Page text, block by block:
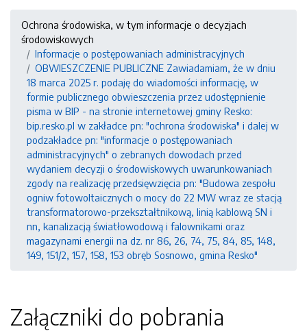
Ochrona środowiska, w tym informacje o decyzjach
środowiskowych
Informacje o postępowaniach administracyjnych
OBWIESZCZENIE PUBLICZNE Zawiadamiam, że w dniu
18 marca 2025 r. podaję do wiadomości informację, w
formie publicznego obwieszczenia przez udostępnienie
pisma w BIP - na stronie internetowej gminy Resko:
bip.resko.pl w zakładce pn: "ochrona środowiska" i dalej w
podzakładce pn: "informacje o postępowaniach
administracyjnych" o zebranych dowodach przed
wydaniem decyzji o środowiskowych uwarunkowaniach
zgody na realizację przedsięwzięcia pn: "Budowa zespołu
ogniw fotowoltaicznych o mocy do 22 MW wraz ze stacją
transformatorowo-przekształtnikową, linią kablową SN i
nn, kanalizacją światłowodową i falownikami oraz
magazynami energii na dz. nr 86, 26, 74, 75, 84, 85, 148,
149, 151/2, 157, 158, 153 obręb Sosnowo, gmina Resko"
Załączniki do pobrania